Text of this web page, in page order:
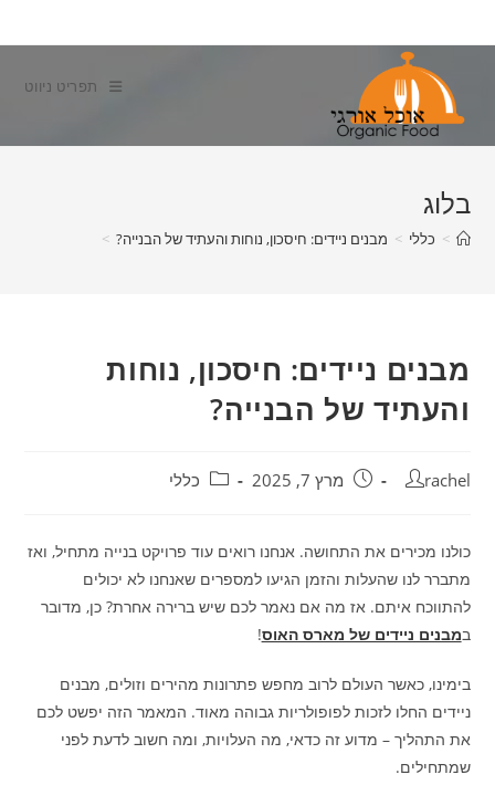
to
תפריט ניווט
בלוג
> כללי > מבנים ניידים: חיסכון, נוחות והעתיד של הבנייה? >
מבנים ניידים: חיסכון, נוחות
והעתיד של הבנייה?
מחבר:
rachel פורסם:
מרץ 7, 2025 קטגוריה:
כללי
כולנו מכירים את התחושה. אנחנו רואים עוד פרויקט בנייה מתחיל, ואז
מתברר לנו שהעלות והזמן הגיעו למספרים שאנחנו לא יכולים
להתווכח איתם. אז מה אם נאמר לכם שיש ברירה אחרת? כן, מדובר
במבנים ניידים של מארס האוס!
בימינו, כאשר העולם לרוב מחפש פתרונות מהירים וזולים, מבנים
ניידים החלו לזכות לפופולריות גבוהה מאוד. המאמר הזה יפשט לכם
את התהליך – מדוע זה כדאי, מה העלויות, ומה חשוב לדעת לפני
שמתחילים.